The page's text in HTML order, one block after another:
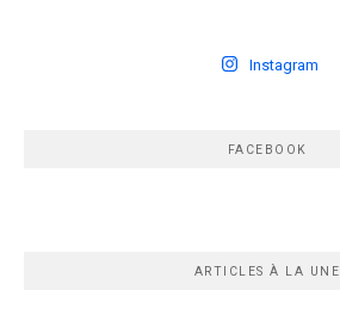
Instagram
FACEBOOK
ARTICLES À LA UNE